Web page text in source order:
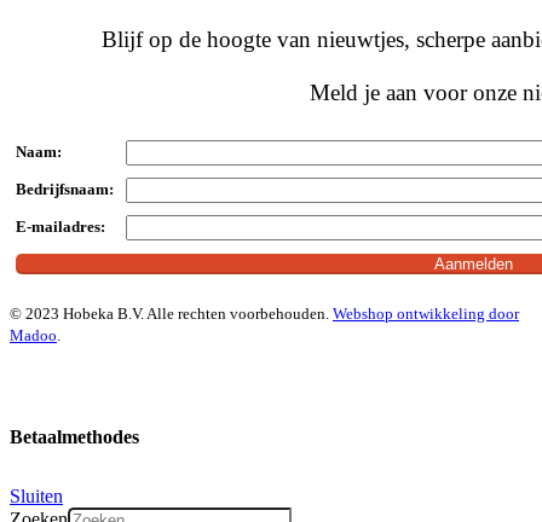
Blijf op de hoogte van nieuwtjes, scherpe
Meld je aan voor onze
Naam:
Bedrijfsnaam:
E-mailadres:
© 2023 Hobeka B.V. Alle rechten voorbehouden. Webshop ontwikkeling door
Madoo
Betaalmethodes
Sluiten